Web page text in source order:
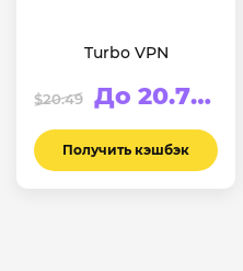
Turbo VPN
$20.49 До 20.76%
Получить кэшбэк